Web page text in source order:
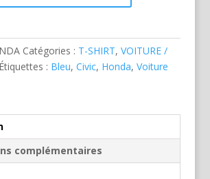
Catégories : T-SHIRT, VOITURE /
Étiquettes : Bleu, Civic, Honda, Voiture
complémentaires